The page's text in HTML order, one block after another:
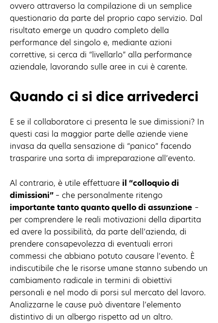
ovvero attraverso la compilazione di un semplice
questionario da parte del proprio capo servizio. Dal
risultato emerge un quadro completo della
performance del singolo e, mediante azioni
correttive, si cerca di “livellarlo” alla performance
aziendale, lavorando sulle aree in cui è carente.
Quando ci si dice arrivederci
E se il collaboratore ci presenta le sue dimissioni? In
questi casi la maggior parte delle aziende viene
invasa da quella sensazione di “panico” facendo
trasparire una sorta di impreparazione all’evento.
Al contrario, è utile effettuare il “colloquio di
dimissioni” – che personalmente ritengo
importante tanto quanto quello di assunzione –
per comprendere le reali motivazioni della dipartita
ed avere la possibilità, da parte dell’azienda, di
prendere consapevolezza di eventuali errori
commessi che abbiano potuto causare l’evento. È
indiscutibile che le risorse umane stanno subendo un
cambiamento radicale in termini di obiettivi
personali e nel modo di porsi sul mercato del lavoro.
Analizzarne le cause può diventare l’elemento
distintivo di un albergo rispetto ad un altro.